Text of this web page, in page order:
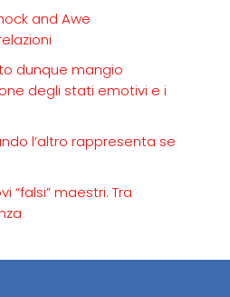
and Awe
dunque mangio
degli stati emotivi e i
l’altro rappresenta se
“falsi” maestri. Tra